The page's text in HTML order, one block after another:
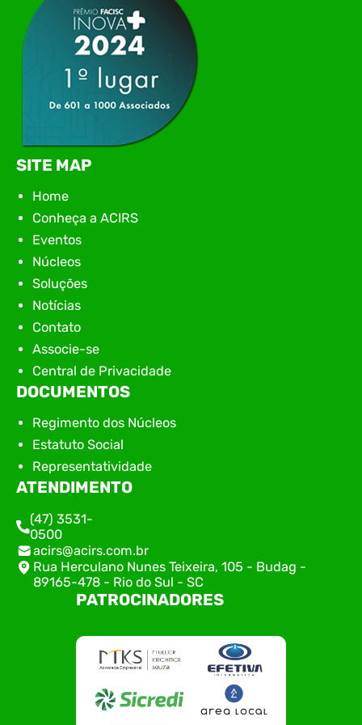
SITE MAP
Home
Conheça a ACIRS
Eventos
Núcleos
Soluções
Notícias
Contato
Associe-se
Central de Privacidade
DOCUMENTOS
Regimento dos Núcleos
Estatuto Social
Representatividade
ATENDIMENTO
(47) 3531-
0500
acirs@acirs.com.br
Rua Herculano Nunes Teixeira, 105 - Budag -
89165-478 - Rio do Sul - SC
PATROCINADORES